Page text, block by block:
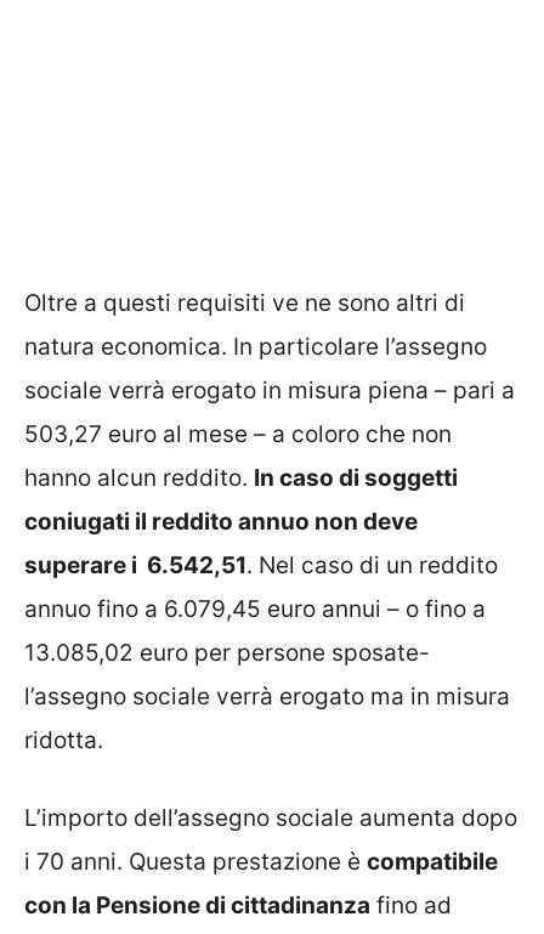
Oltre a questi requisiti ve ne sono altri di
natura economica. In particolare l’assegno
sociale verrà erogato in misura piena – pari a
503,27 euro al mese – a coloro che non
hanno alcun reddito. In caso di soggetti
coniugati il reddito annuo non deve
superare i 6.542,51. Nel caso di un reddito
annuo fino a 6.079,45 euro annui – o fino a
13.085,02 euro per persone sposate-
l’assegno sociale verrà erogato ma in misura
ridotta.
L’importo dell’assegno sociale aumenta dopo
i 70 anni. Questa prestazione è compatibile
con la Pensione di cittadinanza fino ad